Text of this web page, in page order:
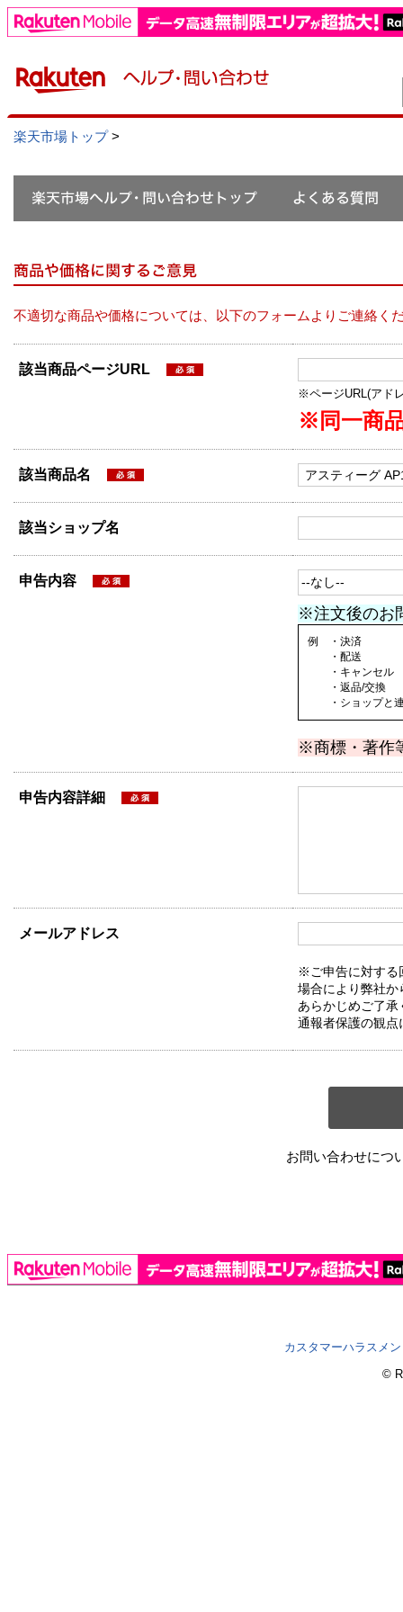
楽天市場トップ>
不適切な商品や価格については、以下のフォームよりご連絡く
該当商品ページURL
※ページURL(アド
※同一商
該当商品名
該当ショップ名
申告内容
※注文後のお
例 ・決済
・配送
・キャンセル
・返品/交換
・ショップと連
※商標・著作
申告内容詳細
メールアドレス
※ご申告に対する
場合により弊社か
あらかじめご了承
通報者保護の観点
お問い合わせにつ
カスタマーハラスメ
©